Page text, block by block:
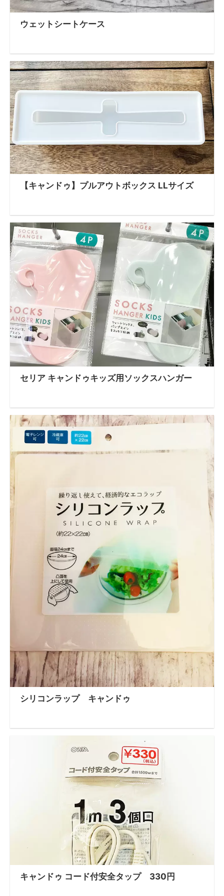
ウェットシートケース
【キャンドゥ】プルアウトボックス LLサイズ
セリア キャンドゥキッズ用ソックスハンガー
シリコンラップ キャンドゥ
キャンドゥ コード付安全タップ 330円